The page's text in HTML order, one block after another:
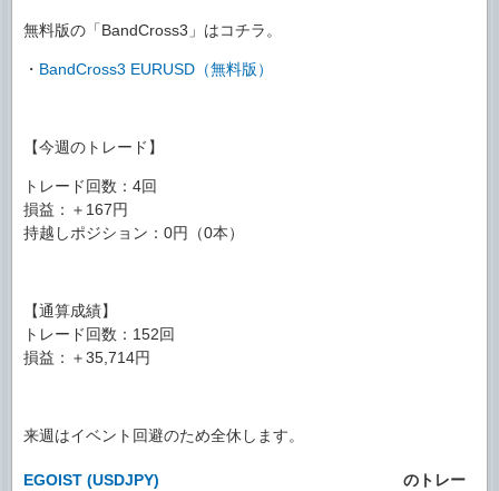
無料版の「BandCross3」はコチラ。
・ BandCross3 EURUSD（無料版）
【今週のトレード】
トレード回数：4回
損益：＋167円
持越しポジション：0円（0本）
【通算成績】
トレード回数：152回
損益：＋35,714円
来週はイベント回避のため全休します。
EGOIST (USDJPY)
のトレー